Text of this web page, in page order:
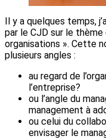
Il y a quelques temps,
par le CJD sur le thème
organisations ». Cette
plusieurs angles :
au regard de
l’entreprise?
ou l’angle du
management à
ou celui du
envisager le